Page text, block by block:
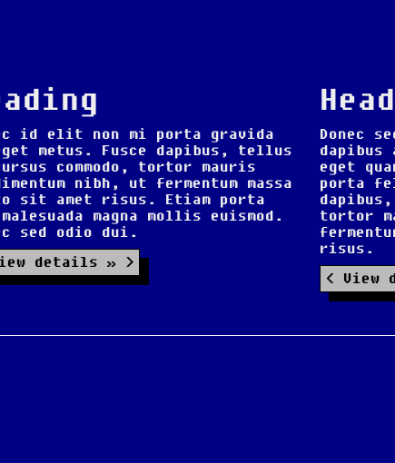
id elit non mi porta gravida
metus. Fusce dapibus, tellus
commodo, tortor mauris
nibh, ut fermentum massa
sit amet risus. Etiam porta
malesuada magna mollis euismod.
sed odio dui.
details »
Donec
eget
porta
tortor
risus.
View